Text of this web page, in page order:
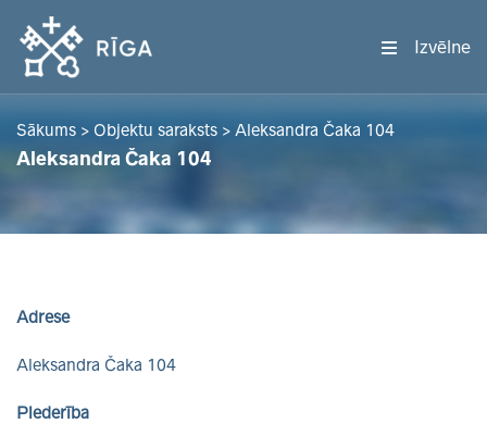
Izvēlne
Sākums > Objektu saraksts > Aleksandra Čaka 104
Aleksandra Čaka 104
Adrese
Aleksandra Čaka 104
Piederība